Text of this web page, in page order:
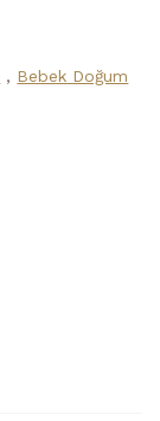
, Bebek Doğum